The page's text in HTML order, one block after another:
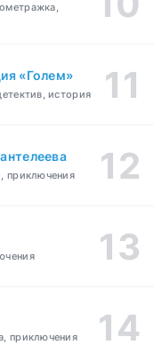
«Голем»
история
приключения
приключения